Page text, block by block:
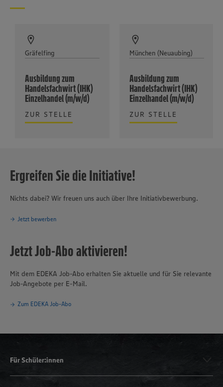
Gräfelfing
Ausbildung zum
Handelsfachwirt (IHK)
Einzelhandel (m/w/d)
ZUR STELLE
München (Neuaubing)
Ausbildung zum
Handelsfachwirt (IHK)
Einzelhandel (m/w/d)
ZUR STELLE
Ergreifen Sie die Initiative!
Nichts dabei? Wir freuen uns auch über Ihre Initiativbewerbung.
Jetzt bewerben
Jetzt Job-Abo aktivieren!
Mit dem EDEKA Job-Abo erhalten Sie aktuelle und für Sie relevante
Job-Angebote per E-Mail.
Zum EDEKA Job-Abo
Für Schüler:innen